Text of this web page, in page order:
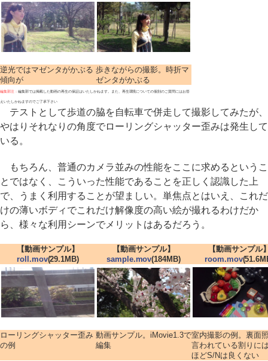
逆光ではマゼンタがかぶる
傾向が
歩きながらの撮影。時折マ
ゼンタがかぶる
編集部注： 編集部では掲載した動画の再生の保証はいたしかねます。また、再生環境についての個別のご質問にはお答
えいたしかねますのでご了承下さい
テストとして歩道の脇を自転車で併走して撮影してみたが、
やはりそれなりの角度でローリングシャッター歪みは発生して
いる。
もちろん、普通のカメラ並みの性能をここに求めるというこ
とではなく、こういった性能であることを正しく認識した上
で、うまく利用することが望ましい。単焦点とはいえ、これだ
けの薄いボディでこれだけ解像度の高い絵が撮れるわけだか
ら、様々な利用シーンでメリットはあるだろう。
【動画サンプル】
roll.mov(29.1MB)
【動画サンプル】
sample.mov(184MB)
【動画サンプル
room.mov
ローリングシャッター歪み
の例
動画サンプル。iMovie1.3で
編集
室内撮影の例。裏面
言われている割りに
ほどS/Nは良くない